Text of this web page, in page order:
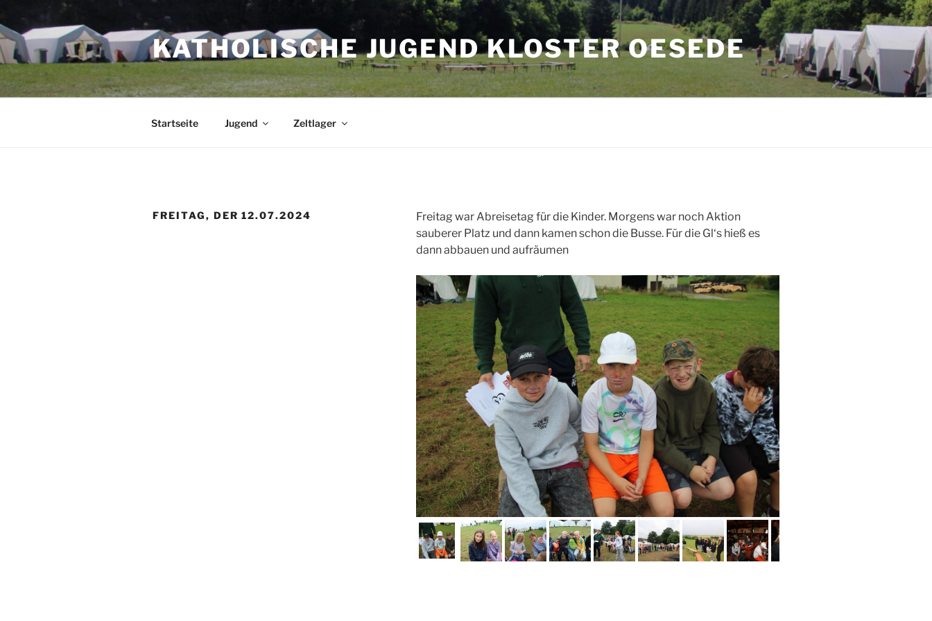
Inhalt
springen
KATHOLISCHE JUGEND KLOSTER OESEDE
Startseite Jugend Zeltlager
FREITAG, DER 12.07.2024
Freitag war Abreisetag für die Kinder. Morgens war noch Aktion
sauberer Platz und dann kamen schon die Busse. Für die Gl‘s hieß es
dann abbauen und aufräumen